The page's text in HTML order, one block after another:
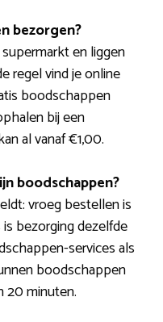
bezorgen?
en liggen
regel vind je online
boodschappen
bij een
al vanaf €1,00.
boodschappen?
vroeg bestellen is
bezorging dezelfde
services als
boodschappen
20 minuten.